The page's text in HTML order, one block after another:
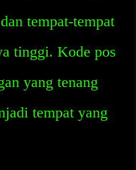
tempat-tempat
tinggi. Kode pos
yang tenang
tempat yang